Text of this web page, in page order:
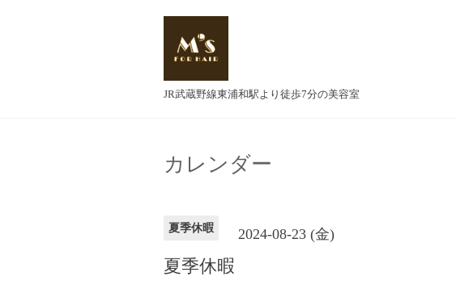
JR武蔵野線東浦和駅より徒歩7分の美容室
カレンダー
夏季休暇 2024-08-23 (金)
夏季休暇